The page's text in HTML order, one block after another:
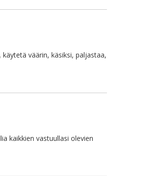
väärin, käsiksi, paljastaa,
kaikkien vastuullasi olevien